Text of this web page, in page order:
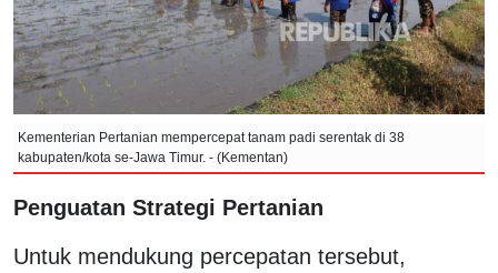
Kementerian Pertanian mempercepat tanam padi serentak di 38
kabupaten/kota se-Jawa Timur. - (Kementan)
Penguatan Strategi Pertanian
Untuk mendukung percepatan tersebut,